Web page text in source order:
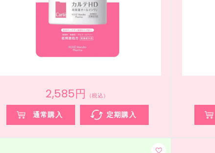
2,585円 （税込）
通常購入 定期購入